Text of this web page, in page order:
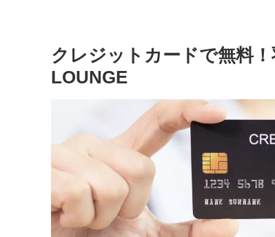
クレジットカードで無料
LOUNGE